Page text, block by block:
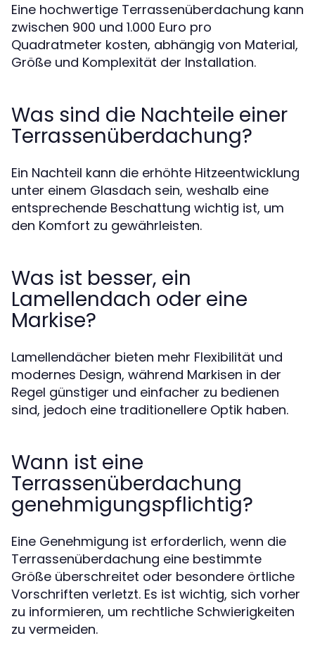
Eine hochwertige Terrassenüberdachung kann
zwischen 900 und 1.000 Euro pro
Quadratmeter kosten, abhängig von Material,
Größe und Komplexität der Installation.
Was sind die Nachteile einer
Terrassenüberdachung?
Ein Nachteil kann die erhöhte Hitzeentwicklung
unter einem Glasdach sein, weshalb eine
entsprechende Beschattung wichtig ist, um
den Komfort zu gewährleisten.
Was ist besser, ein
Lamellendach oder eine
Markise?
Lamellendächer bieten mehr Flexibilität und
modernes Design, während Markisen in der
Regel günstiger und einfacher zu bedienen
sind, jedoch eine traditionellere Optik haben.
Wann ist eine
Terrassenüberdachung
genehmigungspflichtig?
Eine Genehmigung ist erforderlich, wenn die
Terrassenüberdachung eine bestimmte
Größe überschreitet oder besondere örtliche
Vorschriften verletzt. Es ist wichtig, sich vorher
zu informieren, um rechtliche Schwierigkeiten
zu vermeiden.